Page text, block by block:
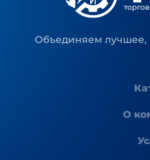
Объединяем
О